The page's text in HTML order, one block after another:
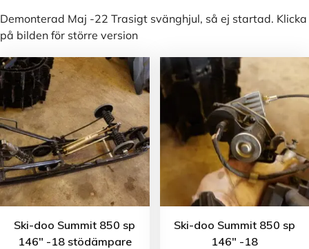
Demonterad Maj -22 Trasigt svänghjul, så ej startad. Klicka
på bilden för större version
Ski-doo Summit 850 sp
146″ -18 stödämpare
Ski-doo Summit 850 sp
146″ -18